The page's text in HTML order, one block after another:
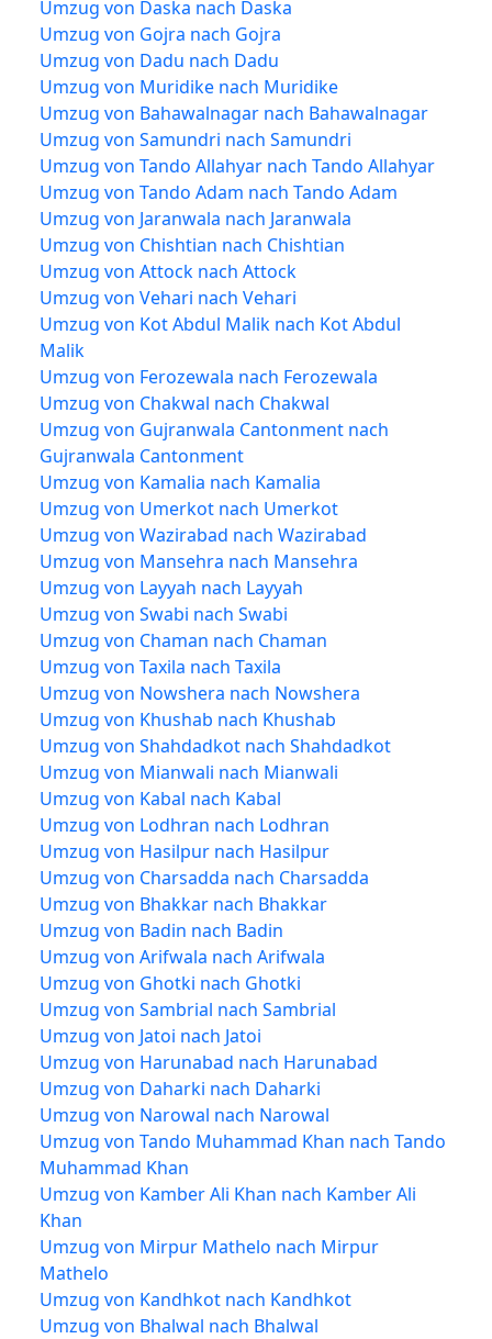
Umzug von Daska nach Daska
Umzug von Gojra nach Gojra
Umzug von Dadu nach Dadu
Umzug von Muridike nach Muridike
Umzug von Bahawalnagar nach Bahawalnagar
Umzug von Samundri nach Samundri
Umzug von Tando Allahyar nach Tando Allahyar
Umzug von Tando Adam nach Tando Adam
Umzug von Jaranwala nach Jaranwala
Umzug von Chishtian nach Chishtian
Umzug von Attock nach Attock
Umzug von Vehari nach Vehari
Umzug von Kot Abdul Malik nach Kot Abdul
Malik
Umzug von Ferozewala nach Ferozewala
Umzug von Chakwal nach Chakwal
Umzug von Gujranwala Cantonment nach
Gujranwala Cantonment
Umzug von Kamalia nach Kamalia
Umzug von Umerkot nach Umerkot
Umzug von Wazirabad nach Wazirabad
Umzug von Mansehra nach Mansehra
Umzug von Layyah nach Layyah
Umzug von Swabi nach Swabi
Umzug von Chaman nach Chaman
Umzug von Taxila nach Taxila
Umzug von Nowshera nach Nowshera
Umzug von Khushab nach Khushab
Umzug von Shahdadkot nach Shahdadkot
Umzug von Mianwali nach Mianwali
Umzug von Kabal nach Kabal
Umzug von Lodhran nach Lodhran
Umzug von Hasilpur nach Hasilpur
Umzug von Charsadda nach Charsadda
Umzug von Bhakkar nach Bhakkar
Umzug von Badin nach Badin
Umzug von Arifwala nach Arifwala
Umzug von Ghotki nach Ghotki
Umzug von Sambrial nach Sambrial
Umzug von Jatoi nach Jatoi
Umzug von Harunabad nach Harunabad
Umzug von Daharki nach Daharki
Umzug von Narowal nach Narowal
Umzug von Tando Muhammad Khan nach Tando
Muhammad Khan
Umzug von Kamber Ali Khan nach Kamber Ali
Khan
Umzug von Mirpur Mathelo nach Mirpur
Mathelo
Umzug von Kandhkot nach Kandhkot
Umzug von Bhalwal nach Bhalwal